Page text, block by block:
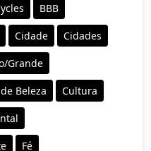
BBB
Cidade Cidades
Grande
Beleza Cultura
Fé